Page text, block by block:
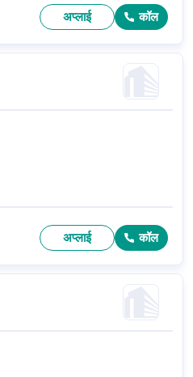
अप्लाई कॉल
अप्लाई कॉल